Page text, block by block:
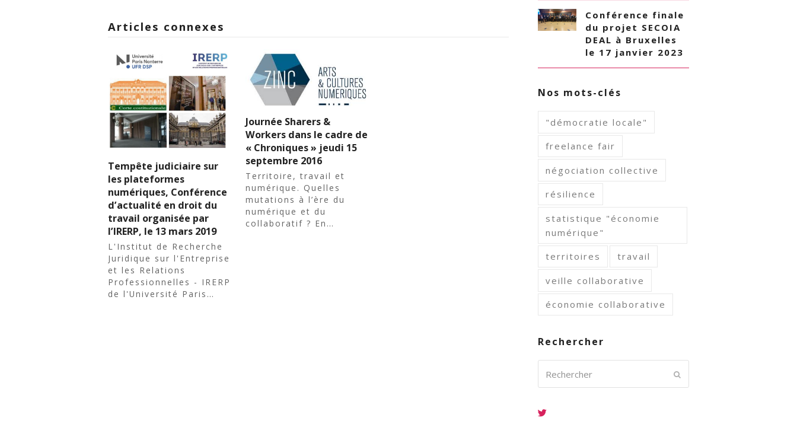
Articles connexes
Tempête judiciaire sur
les plateformes
numériques, Conférence
d’actualité en droit du
travail organisée par
l’IRERP, le 13 mars 2019
L'Institut de Recherche
Juridique sur l'Entreprise
et les Relations
Professionnelles - IRERP
de l'Université Paris…
Journée Sharers &
Workers dans le cadre de
« Chroniques » jeudi 15
septembre 2016
Territoire, travail et
numérique. Quelles
mutations à l’ère du
numérique et du
collaboratif ? En…
Conférence finale
du projet SECOIA
DEAL à Bruxelles
le 17 janvier 2023
Nos mots-clés
"démocratie locale"
freelance fair
négociation collective
résilience
statistique "économie
numérique"
territoires travail
veille collaborative
économie collaborative
Rechercher